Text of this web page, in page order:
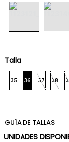
Talla
35 36 37 38
GUÍA DE TALLAS
UNIDADES